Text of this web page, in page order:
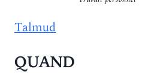
Talmud
QUAND